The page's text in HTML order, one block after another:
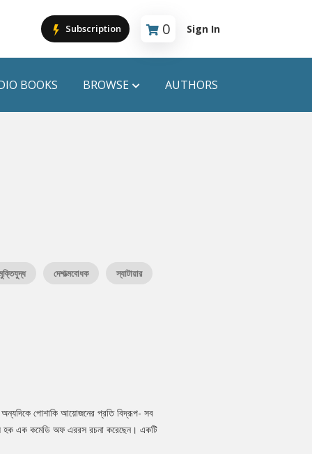
Subscription 0
Cart is empty
Sign In
BOOKS BROWSE AUTHORS
দেশাত্মবোধক স্যাটায়ার
অন্যদিকে পোশাকি আয়োজনের প্রতি বিদ্রূপ- সব
হক এক কমেডি অফ এররস রচনা করেছেন। একটি
বইটি পড়ে পাঠক কোনো শব্দের আলোয়